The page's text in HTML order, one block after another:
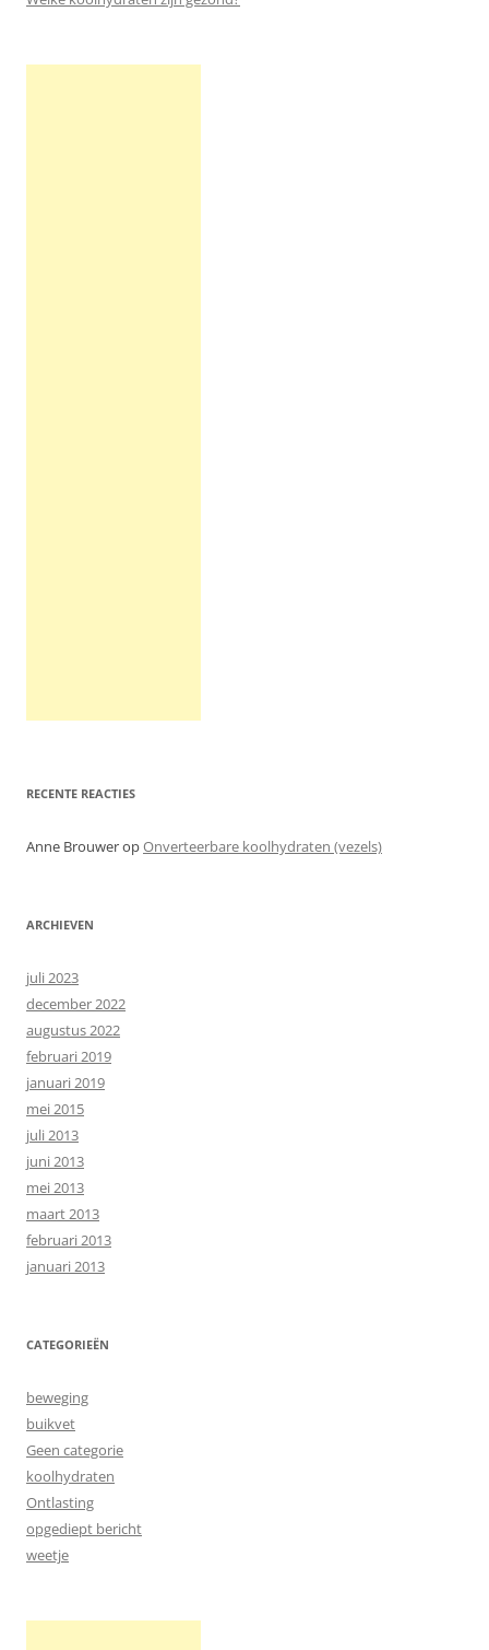
RECENTE REACTIES
Anne BrouweropOnverteerbare koolhydraten (vezels)
ARCHIEVEN
juli 2023
december 2022
augustus 2022
februari 2019
januari 2019
mei 2015
juli 2013
juni 2013
mei 2013
maart 2013
februari 2013
januari 2013
CATEGORIEËN
beweging
buikvet
Geen categorie
koolhydraten
Ontlasting
opgediept bericht
weetje